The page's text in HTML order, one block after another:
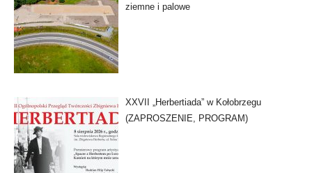
ziemne i palowe
XXVII „Herbertiada” w Kołobrzegu
(ZAPROSZENIE, PROGRAM)